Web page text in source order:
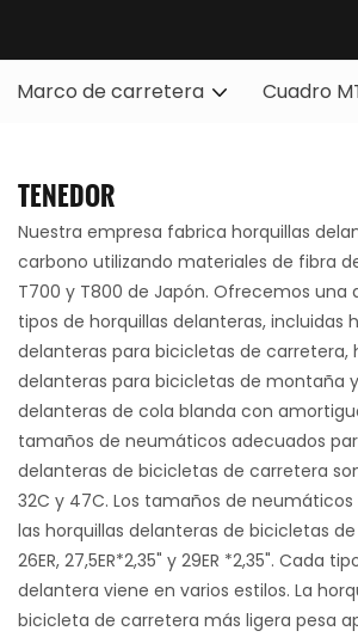
Marco de carretera Cuadro
TENEDOR
Nuestra empresa fabrica horquillas
carbono utilizando materiales de fibra
T700 y T800 de Japón. Ofrecemos una
tipos de horquillas delanteras, incluidas
delanteras para bicicletas de carretera,
delanteras para bicicletas de montaña
delanteras de cola blanda con
tamaños de neumáticos adecuados
delanteras de bicicletas de carretera
32C y 47C. Los tamaños de
las horquillas delanteras de bicicletas
26ER, 27,5ER*2,35" y 29ER *2,35". Cada
delantera viene en varios estilos. La
bicicleta de carretera más ligera pesa